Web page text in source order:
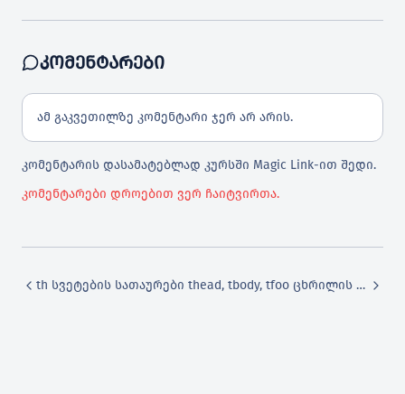
ᲙᲝᲛᲔᲜᲢᲐᲠᲔᲑᲘ
ამ გაკვეთილზე კომენტარი ჯერ არ არის.
კომენტარის დასამატებლად კურსში Magic Link-ით შედი.
კომენტარები დროებით ვერ ჩაიტვირთა.
th სვეტების სათაურები thead, tbody, tfoo ცხრილის სემანტიკური სტრუქტურა